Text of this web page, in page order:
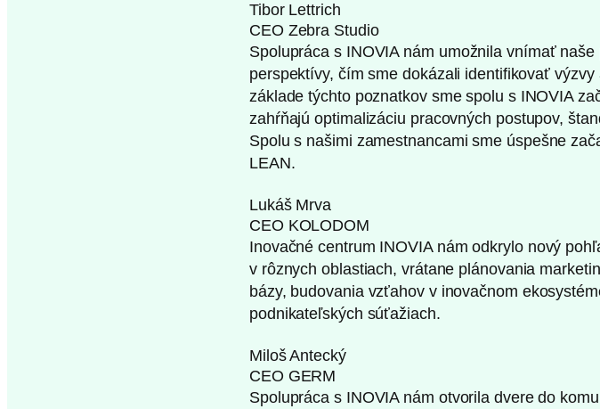
Tibor Lettrich
CEO Zebra Studio
Spolupráca s INOVIA nám umožnila vnímať
perspektívy, čím sme dokázali identifikovať
základe týchto poznatkov sme spolu s INOVIA
zahŕňajú optimalizáciu pracovných postupov,
Spolu s našimi zamestnancami sme úspešne
LEAN.
Lukáš Mrva
CEO KOLODOM
Inovačné centrum INOVIA nám odkrylo nový
v rôznych oblastiach, vrátane plánovania
bázy, budovania vzťahov v inovačnom
podnikateľských súťažiach.
Miloš Antecký
CEO GERM
Spolupráca s INOVIA nám otvorila dvere do